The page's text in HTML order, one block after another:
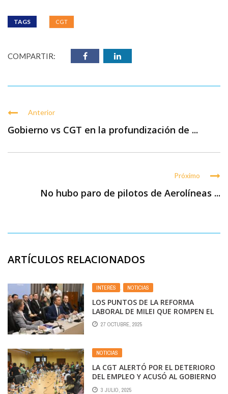
TAGS CGT
COMPARTIR:
Anterior
Gobierno vs CGT en la profundización de ...
Próximo
No hubo paro de pilotos de Aerolíneas ...
ARTÍCULOS RELACIONADOS
INTERÉS , NOTICIAS
LOS PUNTOS DE LA REFORMA
LABORAL DE MILEI QUE ROMPEN EL
DIÁLOGO CON LOS SINDICATOS
27 OCTUBRE, 2025
NOTICIAS
LA CGT ALERTÓ POR EL DETERIORO
DEL EMPLEO Y ACUSÓ AL GOBIERNO
POR LA CRISIS LABORAL
3 JULIO, 2025